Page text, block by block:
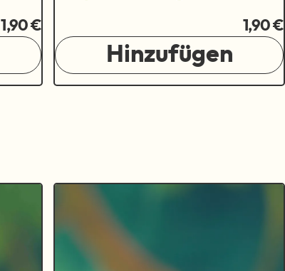
1,90 € 1,90 €
Hinzufügen